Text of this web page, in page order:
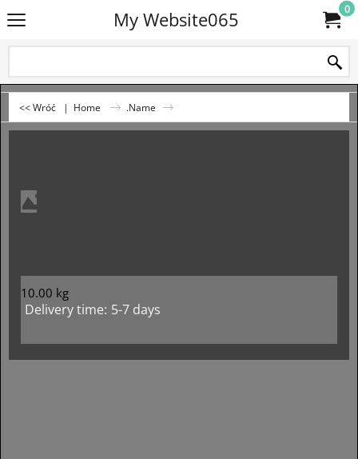
My Website065 0
<< Wróć | Home .Name
10.00 kg
Delivery time: 5-7 days